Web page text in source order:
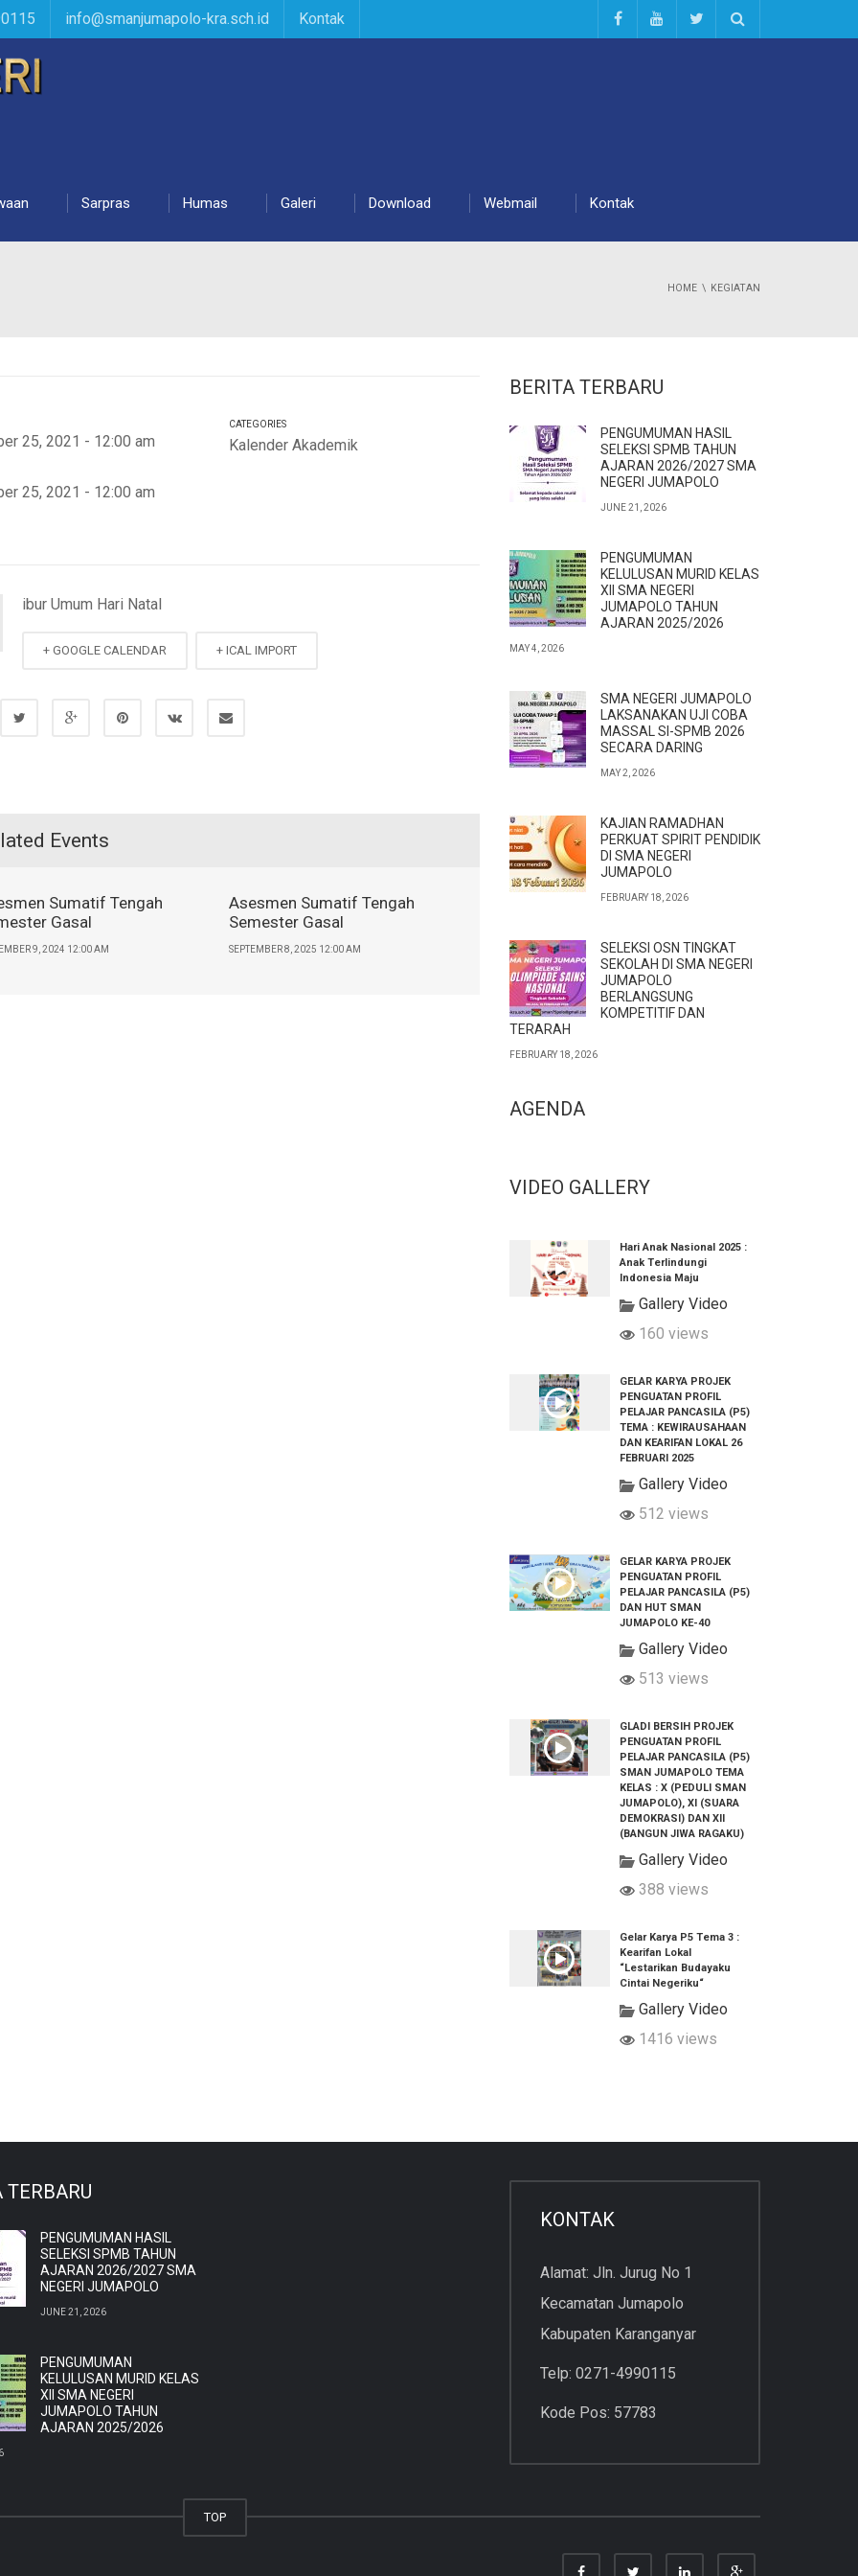
info@smanjumapolo-kra.sch.id Kontak
Sarpras Humas Galeri Download Webmail Kontak
HOME KEGIATAN
25, 2021 - 12:00 am
25, 2021 - 12:00 am
CATEGORIES
Kalender Akademik
ibur Umum Hari Natal
+ GOOGLE CALENDAR + ICAL IMPORT
Events
Sumatif Tengah
Gasal
9, 2024 12:00 AM
Asesmen Sumatif Tengah
Semester Gasal
SEPTEMBER 8, 2025 12:00 AM
BERITA TERBARU
PENGUMUMAN HASIL
SELEKSI SPMB TAHUN
AJARAN 2026/2027 SMA
NEGERI JUMAPOLO
JUNE 21, 2026
PENGUMUMAN
KELULUSAN MURID KELAS
XII SMA NEGERI
JUMAPOLO TAHUN
AJARAN 2025/2026
MAY 4, 2026
SMA NEGERI JUMAPOLO
LAKSANAKAN UJI COBA
MASSAL SI-SPMB 2026
SECARA DARING
MAY 2, 2026
KAJIAN RAMADHAN
PERKUAT SPIRIT PENDIDIK
DI SMA NEGERI
JUMAPOLO
FEBRUARY 18, 2026
SELEKSI OSN TINGKAT
SEKOLAH DI SMA NEGERI
JUMAPOLO
BERLANGSUNG
KOMPETITIF DAN
TERARAH
FEBRUARY 18, 2026
AGENDA
VIDEO GALLERY
Hari Anak Nasional 2025 :
Anak Terlindungi
Indonesia Maju
Gallery Video
160 views
GELAR KARYA PROJEK
PENGUATAN PROFIL
PELAJAR PANCASILA (P5)
TEMA : KEWIRAUSAHAAN
DAN KEARIFAN LOKAL 26
FEBRUARI 2025
Gallery Video
512 views
GELAR KARYA PROJEK
PENGUATAN PROFIL
PELAJAR PANCASILA (P5)
DAN HUT SMAN
JUMAPOLO KE-40
Gallery Video
513 views
GLADI BERSIH PROJEK
PENGUATAN PROFIL
PELAJAR PANCASILA (P5)
SMAN JUMAPOLO TEMA
KELAS : X (PEDULI SMAN
JUMAPOLO), XI (SUARA
DEMOKRASI) DAN XII
(BANGUN JIWA RAGAKU)
Gallery Video
388 views
Gelar Karya P5 Tema 3 :
Kearifan Lokal
“Lestarikan Budayaku
Cintai Negeriku“
Gallery Video
1416 views
TERBARU
PENGUMUMAN HASIL
SELEKSI SPMB TAHUN
AJARAN 2026/2027 SMA
NEGERI JUMAPOLO
JUNE 21, 2026
PENGUMUMAN
KELULUSAN MURID KELAS
XII SMA NEGERI
JUMAPOLO TAHUN
AJARAN 2025/2026
KONTAK
Alamat: Jln. Jurug No 1
Kecamatan Jumapolo
Kabupaten Karanganyar
Telp: 0271-4990115
Kode Pos: 57783
TOP